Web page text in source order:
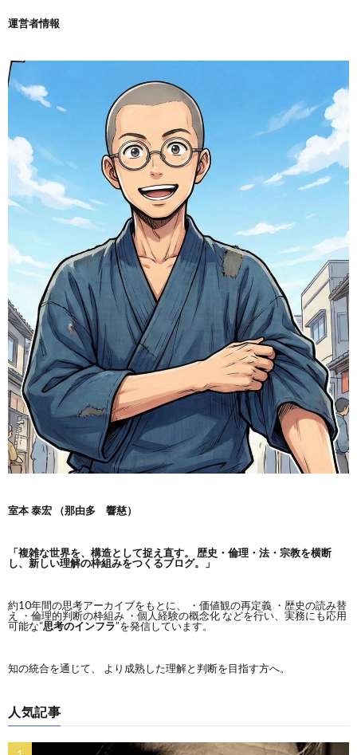
運営者情報
室本 泰宏 （那由多 響慈）
「複雑な世界を、構造として捉え直す。
歴史・倫理・法・宗教を横断
し、新しい理解の枠組みをつくるブログ。」
約10年間の思考アーカイブをもとに、 ・価値観の再定義 ・歴史の読み替
え ・倫理的判断の枠組み ・個人経験の概念化 などを行い、実務にも応用
可能な“思考のインフラ”を発信しています。
知の統合を通じて、 より成熟した理解と判断を目指す方へ。
人気記事